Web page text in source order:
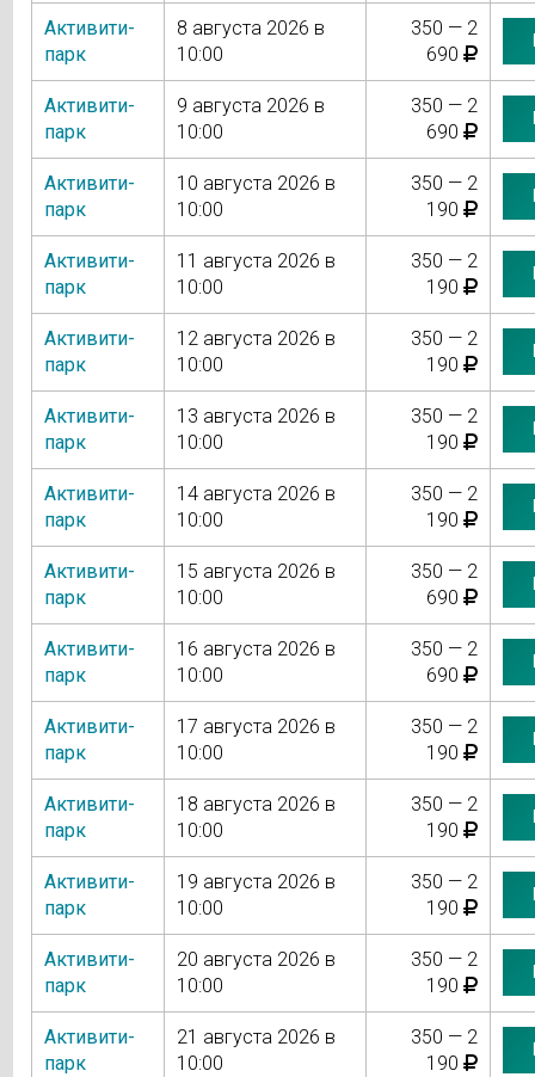
Активити-
парк
8 августа 2026 в
10:00
350 — 2
690
Активити-
парк
9 августа 2026 в
10:00
350 — 2
690
Активити-
парк
10 августа 2026 в
10:00
350 — 2
190
Активити-
парк
11 августа 2026 в
10:00
350 — 2
190
Активити-
парк
12 августа 2026 в
10:00
350 — 2
190
Активити-
парк
13 августа 2026 в
10:00
350 — 2
190
Активити-
парк
14 августа 2026 в
10:00
350 — 2
190
Активити-
парк
15 августа 2026 в
10:00
350 — 2
690
Активити-
парк
16 августа 2026 в
10:00
350 — 2
690
Активити-
парк
17 августа 2026 в
10:00
350 — 2
190
Активити-
парк
18 августа 2026 в
10:00
350 — 2
190
Активити-
парк
19 августа 2026 в
10:00
350 — 2
190
Активити-
парк
20 августа 2026 в
10:00
350 — 2
190
Активити-
парк
21 августа 2026 в
10:00
350 — 2
190